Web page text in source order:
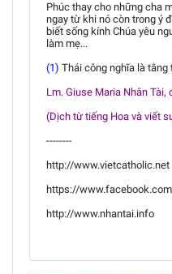
Phúc thay cho những cha
ngay từ khi nó còn trong ý
biết sống kính Chúa yêu
làm mẹ...
(1) Thái công nghĩa là tằng
Lm. Giuse Maria Nhân Tài,
(Dịch từ tiếng Hoa và viết
--------
http://www.vietcatholic.net
https://
http://www.nhantai.info